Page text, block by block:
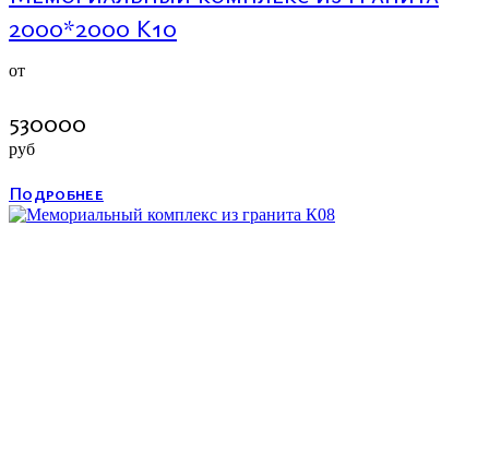
2000*2000 К10
от
530000
руб
Подробнее